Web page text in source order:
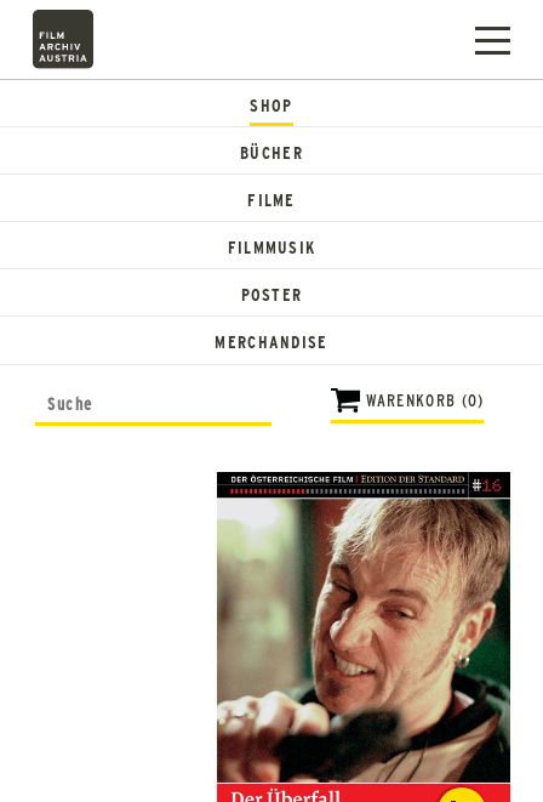
SHOP
BÜCHER
FILME
FILMMUSIK
POSTER
MERCHANDISE
WARENKORB (0)